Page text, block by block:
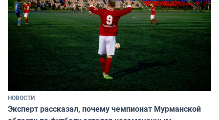
НОВОСТИ
Эксперт рассказал, почему чемпионат Мурманской